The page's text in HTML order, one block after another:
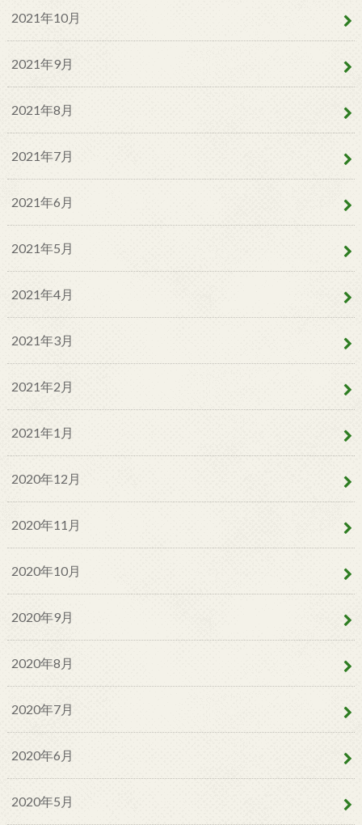
2021年10月
2021年9月
2021年8月
2021年7月
2021年6月
2021年5月
2021年4月
2021年3月
2021年2月
2021年1月
2020年12月
2020年11月
2020年10月
2020年9月
2020年8月
2020年7月
2020年6月
2020年5月